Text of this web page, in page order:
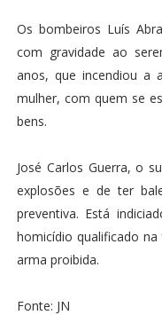
Os bombeiros Luís
com gravidade ao
anos, que incendiou a
mulher, com quem se
bens.
José Carlos Guerra, o
explosões e de ter
preventiva. Está
homicídio qualificado
arma proibida.
Fonte: JN